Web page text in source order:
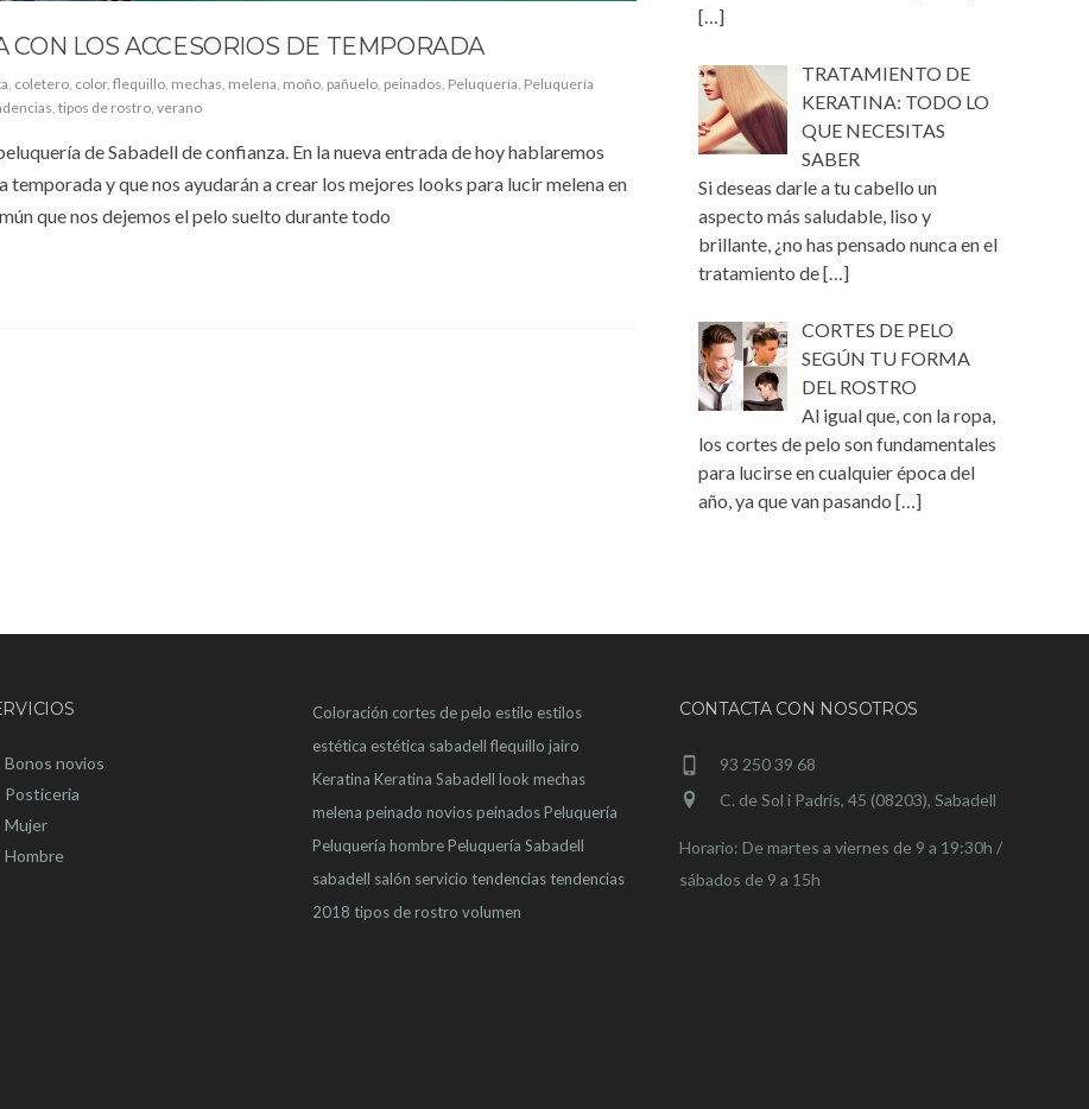
CON LOS ACCESORIOS DE TEMPORADA
, coletero, color, flequillo, mechas, melena, moño, pañuelo, peinados, Peluquería, Peluquería
, tipos de rostro, verano
de Sabadell de confianza. En la nueva entrada de hoy hablaremos
temporada y que nos ayudarán a crear los mejores looks para lucir melena en
que nos dejemos el pelo suelto durante todo
[…]
TRATAMIENTO DE
KERATINA: TODO LO
QUE NECESITAS
SABER
Si deseas darle a tu cabello un
aspecto más saludable, liso y
brillante, ¿no has pensado nunca en el
tratamiento de[…]
CORTES DE PELO
SEGÚN TU FORMA
DEL ROSTRO
Al igual que, con la ropa,
los cortes de pelo son fundamentales
para lucirse en cualquier época del
año, ya que van pasando […]
Bonos novios
Posticeria
Mujer
Hombre
Coloración cortes de pelo estilo estilos
estética estética sabadell flequillo jairo
Keratina Keratina Sabadell look mechas
melena peinado noviospeinadosPeluquería
Peluquería hombrePeluquería Sabadell
sabadell salón servicio tendencias tendencias
2018 tipos de rostro volumen
CONTACTA CON NOSOTROS
93 250 39 68
C. de Sol i Padrís, 45 (08203), Sabadell
Horario: De martes a viernes de 9 a 19:30h /
sábados de 9 a 15h